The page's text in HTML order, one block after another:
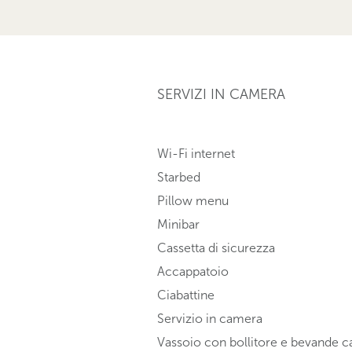
SERVIZI IN CAMERA
Wi-Fi internet
Starbed
Pillow menu
Minibar
Cassetta di sicurezza
Accappatoio
Ciabattine
Servizio in camera
Vassoio con bollitore e bevande